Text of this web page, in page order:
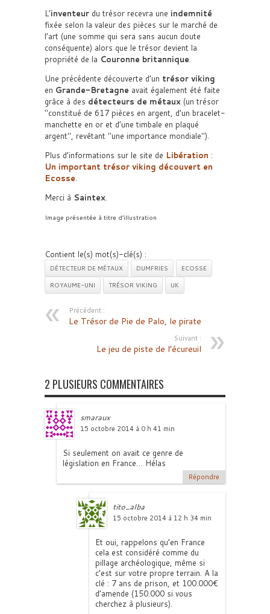
L’inventeur du trésor recevra une indemnité
fixée selon la valeur des pièces sur le marché de
l’art (une somme qui sera sans aucun doute
conséquente) alors que le trésor devient la
propriété de la Couronne britannique.
Une précédente découverte d’un trésor viking
en Grande-Bretagne avait également été faite
grâce à des détecteurs de métaux (un trésor
constitué de 617 pièces en argent, d’un bracelet-
manchette en or et d’une timbale en plaqué
argent , revêtant une importance mondiale ).
Plus d’informations sur le site de Libération :
Un important trésor viking découvert en
Ecosse.
Merci à Saintex.
Image présentée à titre d’illustration
Contient le(s) mot(s)-clé(s) :
DÉTECTEUR DE MÉTAUX DUMFRIES
ECOSSE
ROYAUME-UNI
TRÉSOR VIKING UK
Précédent :
Le Trésor de Pie de Palo, le pirate
Suivant :
Le jeu de piste de l’écureuil
2 PLUSIEURS COMMENTAIRES
smaraux
15 octobre 2014 à 0 h 41 min
Si seulement on avait ce genre de
législation en France… Hélas
Répondre
tito_alba
15 octobre 2014 à 12 h 34 min
Et oui, rappelons qu’en France
cela est considéré comme du
pillage archéologique, même si
c’est sur votre propre terrain. A la
clé : 7 ans de prison, et 100.000€
d’amende (150.000 si vous
cherchez à plusieurs).